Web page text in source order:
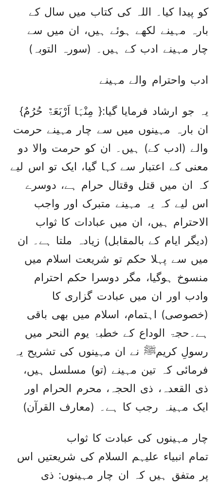
کو پیدا کیا۔ اللہ کی کتاب میں سال کے
بارہ مہینے لکھے ہوئے ہیں، ان میں سے
چار مہینے ادب کے ہیں۔ (سورہ التوبہ)
ادب واحترام والے مہینے
یہ جو ارشاد فرمایا گیا:{ مِنْہَا اَرْبَعَۃٌ حُرُمٌ}
ان بارہ مہینوں میں سے چار مہینے حرمت
والے (ادب کے) ہیں۔ ان کو حرمت والا دو
معنی کے اعتبار سے کہا گیا، ایک تو اس لیے
کہ ان میں قتل وقتال حرام ہے، دوسرے
اس لیے کہ یہ مہینے متبرک اور واجب
الاحترام ہیں، ان میں عبادات کا ثواب
(دیگر ایام کے بالمقابل) زیادہ ملتا ہے۔ ان
میں سے پہلا حکم تو شریعت اسلام میں
منسوخ ہوگیا، مگر دوسرا حکم احترام
وادب اور ان میں عبادت گزاری کا
(خصوصی) اہتمام، اسلام میں بھی باقی
ہے۔حجۃ الوداع کے خطبۂ یوم النحر میں
رسولِ کریمﷺ نے ان مہینوں کی تشریح یہ
فرمائی کہ تین مہینے (تو) مسلسل ہیں،
ذی القعدہ، ذی الحجہ، محرم الحرام اور
ایک مہینہ رجب کا ہے۔ (معارف القرآن)
چار مہینوں کی عبادت کا ثواب
تمام انبیاء علیہم السلام کی شریعتیں اس
پر متفق ہیں کہ ان چار مہینوں: ذی